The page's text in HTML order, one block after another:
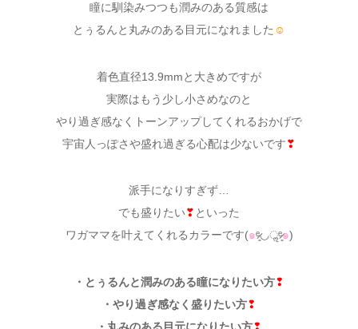
瞳に馴染みつつも潤みのある質感は
とぅるんと丸みのある目元になれました ☺
着色直径13.9mmと大きめですが
実際はもう少し小さめなのと
やり過ぎ感なくトーンアップしてくれるおかげで
宇宙人っぽさや盛れ過ぎる心配は少ないです❣
派手になりすぎず…
でも盛りたい❣ といった
ワガママを叶えてくれるカラーです(๑ᵉ̷͈◡ॢᵉ̷͈๑)
・とぅるんと潤みのある瞳になりたい方❢
・やり過ぎ感なく盛りたい方❢
・丸みのある目元になりたい方❢